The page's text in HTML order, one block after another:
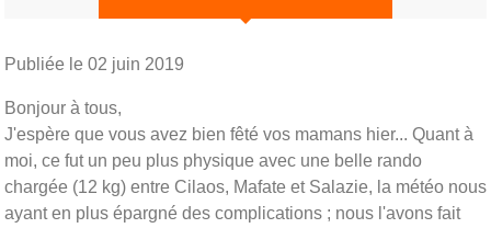
Publiée le 02 juin 2019
Bonjour à tous,
J'espère que vous avez bien fêté vos mamans hier... Quant à
moi, ce fut un peu plus physique avec une belle rando
chargée (12 kg) entre Cilaos, Mafate et Salazie, la météo nous
ayant en plus épargné des complications ; nous l'avons fait